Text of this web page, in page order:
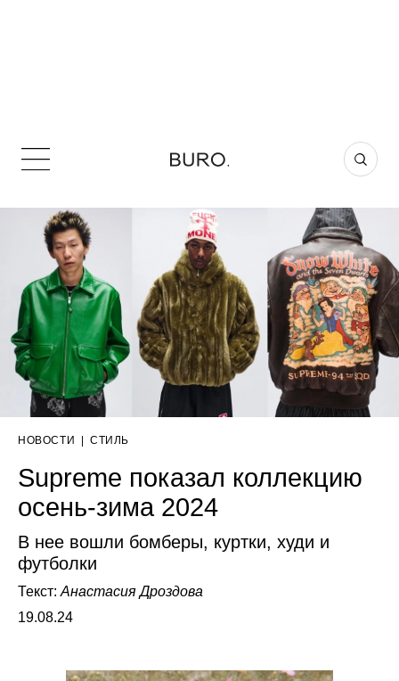
НОВОСТИ СТИЛЬ
Supreme показал коллекцию
осень-зима 2024
В нее вошли бомберы, куртки, худи и
футболки
Текст: Анастасия Дроздова
19.08.24